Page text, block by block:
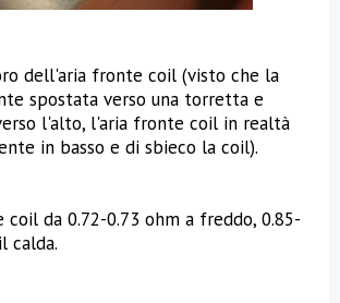
dell'aria fronte coil (visto che la
spostata verso una torretta e
l'alto, l'aria fronte coil in realtà
in basso e di sbieco la coil).
coil da 0.72-0.73 ohm a freddo, 0.85-
calda.